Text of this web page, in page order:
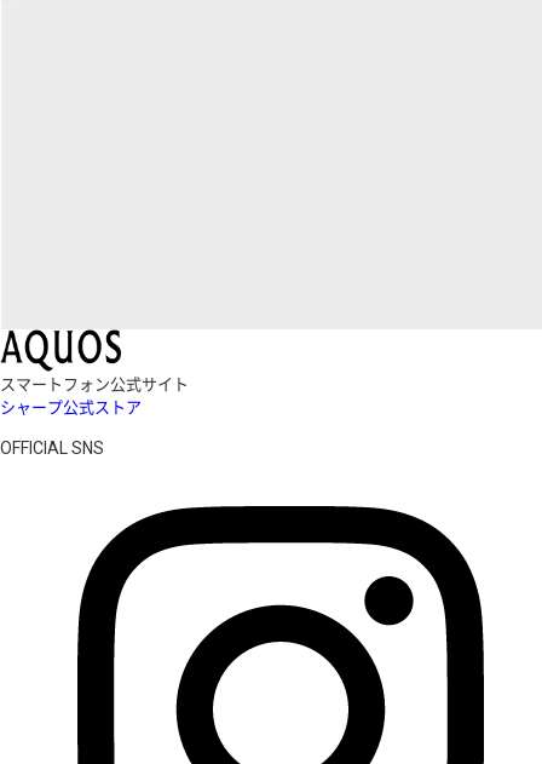
スマートフォン公式サイト
シャープ公式ストア
OFFICIAL SNS